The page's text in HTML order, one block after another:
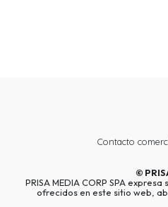
Contacto
©
PRISA MEDIA CORP SPA
ofrecidos en este sitio web,